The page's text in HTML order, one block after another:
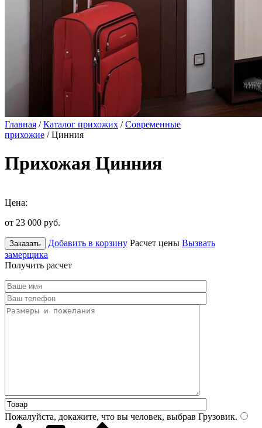
Главная /Каталог прихожих /Современные
прихожие / Цинния
Прихожая Цинния
Цена:
от 23 000 руб.
Заказать Добавить в корзину Расчет цены Вызвать
замерщика
Получить расчет
Пожалуйста, докажите, что вы человек, выбрав Грузовик.